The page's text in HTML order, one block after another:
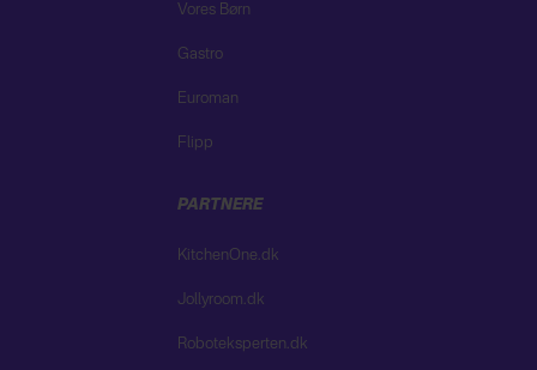
Vores Børn
Gastro
Euroman
Flipp
PARTNERE
KitchenOne.dk
Jollyroom.dk
Roboteksperten.dk